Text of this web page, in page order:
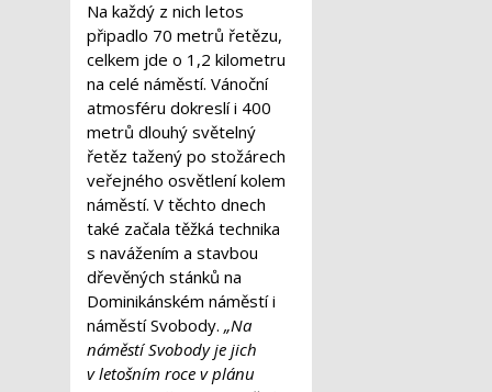
Na každý z nich letos
připadlo 70 metrů řetězu,
celkem jde o 1,2 kilometru
na celé náměstí. Vánoční
atmosféru dokreslí i 400
metrů dlouhý světelný
řetěz tažený po stožárech
veřejného osvětlení kolem
náměstí. V těchto dnech
také začala těžká technika
s navážením a stavbou
dřevěných stánků na
Dominikánském náměstí i
náměstí Svobody. „Na
náměstí Svobody je jich
v letošním roce v plánu